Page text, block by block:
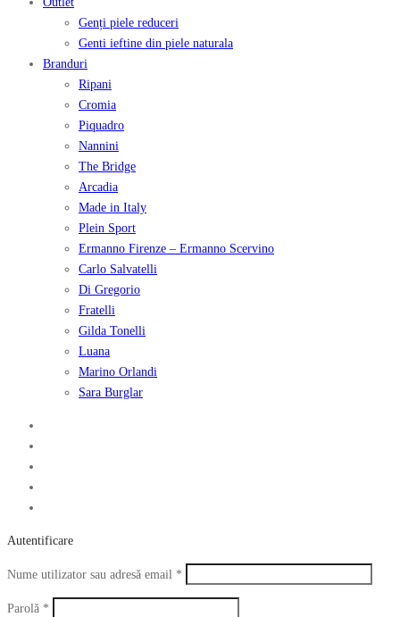
Genți piele reduceri
Genti ieftine din piele naturala
Branduri
Ripani
Cromia
Piquadro
Nannini
The Bridge
Arcadia
Made in Italy
Plein Sport
Ermanno Firenze – Ermanno Scervino
Carlo Salvatelli
Di Gregorio
Fratelli
Gilda Tonelli
Luana
Marino Orlandi
Sara Burglar
Autentificare
Nume utilizator sau adresă email *
Parolă *